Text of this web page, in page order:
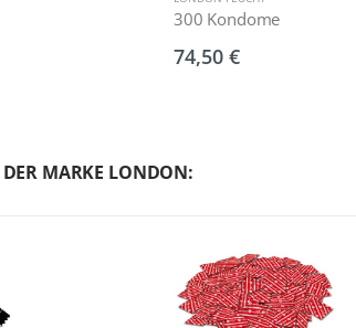
300 Kondome
74,50 €
MARKE LONDON: